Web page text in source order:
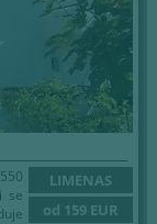
LIMENAS
od 159 EUR
se